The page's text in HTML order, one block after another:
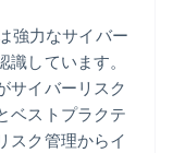
強力なサイバー
しています。
サイバーリスク
ベストプラクテ
スク管理からイ